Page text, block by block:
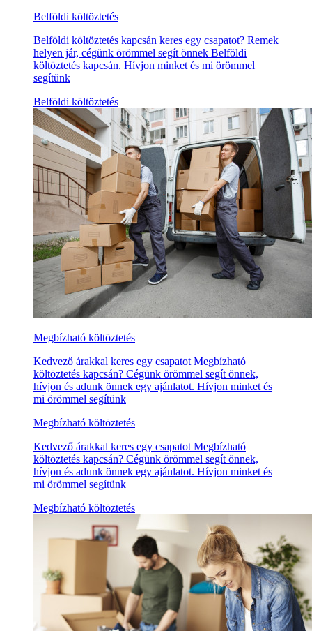
Belföldi költöztetés
Belföldi költöztetés kapcsán keres egy csapatot? Remek
helyen jár, cégünk örömmel segít önnek Belföldi
költöztetés kapcsán. Hívjon minket és mi örömmel
segítünk
Belföldi költöztetés
Megbízható költöztetés
Kedvező árakkal keres egy csapatot Megbízható
költöztetés kapcsán? Cégünk örömmel segít önnek,
hívjon és adunk önnek egy ajánlatot. Hívjon minket és
mi örömmel segítünk
Megbízható költöztetés
Kedvező árakkal keres egy csapatot Megbízható
költöztetés kapcsán? Cégünk örömmel segít önnek,
hívjon és adunk önnek egy ajánlatot. Hívjon minket és
mi örömmel segítünk
Megbízható költöztetés